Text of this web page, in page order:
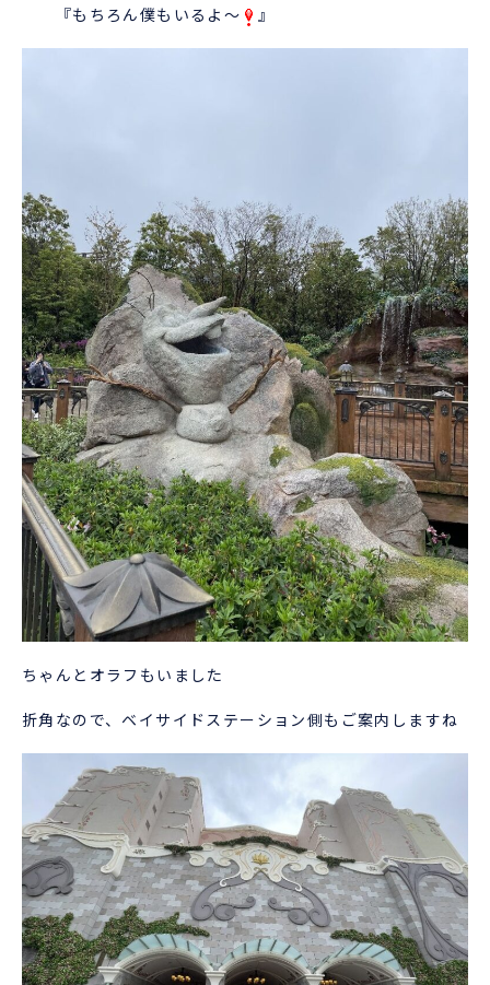
『もちろん僕もいるよ～ 』
ちゃんとオラフもいました
折角なので、ベイサイドステーション側もご案内しますね